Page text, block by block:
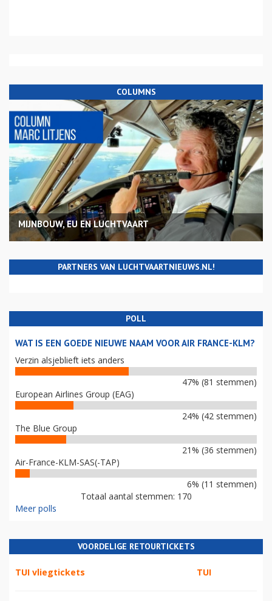
COLUMNS
MIJNBOUW, EU EN LUCHTVAART
PARTNERS VAN LUCHTVAARTNIEUWS.NL!
POLL
WAT IS EEN GOEDE NIEUWE NAAM VOOR AIR FRANCE-KLM?
Verzin alsjeblieft iets anders
47% (81 stemmen)
European Airlines Group (EAG)
24% (42 stemmen)
The Blue Group
21% (36 stemmen)
Air-France-KLM-SAS(-TAP)
6% (11 stemmen)
Totaal aantal stemmen: 170
Meer polls
VOORDELIGE RETOURTICKETS
TUI vliegtickets TUI